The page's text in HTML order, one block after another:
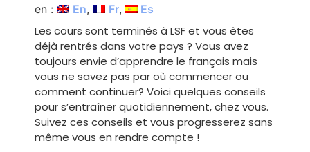
en :
En Fr Es
Les cours sont terminés à LSF et vous êtes
déjà rentrés dans votre pays ? Vous avez
toujours envie d’apprendre le français mais
vous ne savez pas par où commencer ou
comment continuer? Voici quelques conseils
pour s’entraîner quotidiennement, chez vous.
Suivez ces conseils et vous progresserez sans
même vous en rendre compte !